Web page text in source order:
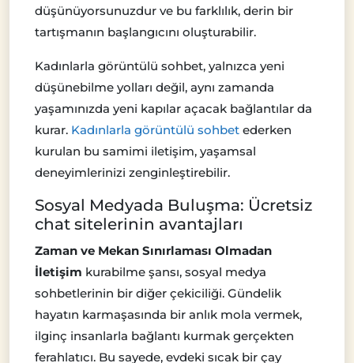
düşünüyorsunuzdur ve bu farklılık, derin bir
tartışmanın başlangıcını oluşturabilir.
Kadınlarla görüntülü sohbet, yalnızca yeni
düşünebilme yolları değil, aynı zamanda
yaşamınızda yeni kapılar açacak bağlantılar da
kurar. Kadınlarla görüntülü sohbet ederken
kurulan bu samimi iletişim, yaşamsal
deneyimlerinizi zenginleştirebilir.
Sosyal Medyada Buluşma: Ücretsiz
chat sitelerinin avantajları
Zaman ve Mekan Sınırlaması Olmadan
İletişim kurabilme şansı, sosyal medya
sohbetlerinin bir diğer çekiciliği. Gündelik
hayatın karmaşasında bir anlık mola vermek,
ilginç insanlarla bağlantı kurmak gerçekten
ferahlatıcı. Bu sayede, evdeki sıcak bir çay